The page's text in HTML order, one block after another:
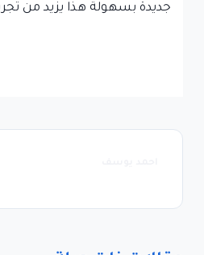
جديدة بسهولة هذا يزيد من